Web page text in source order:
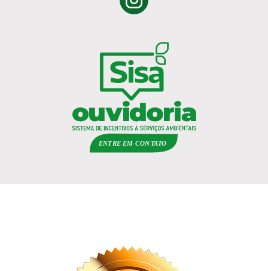
ENTRE EM CONTATO